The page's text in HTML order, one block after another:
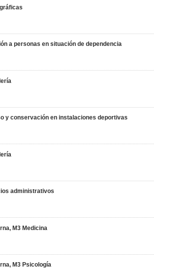
a personas en situación de dependencia
y conservación en instalaciones deportivas
administrativos
M3 Medicina
M3 Psicología